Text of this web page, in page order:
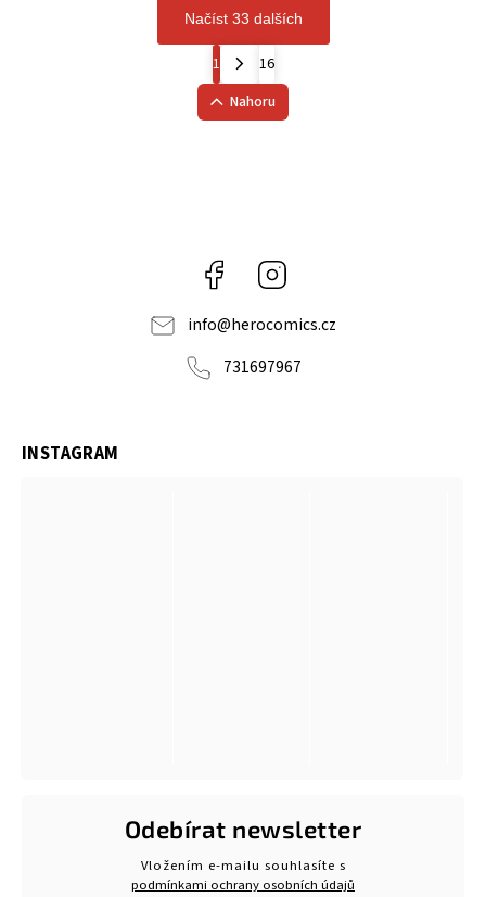
Načíst 33 dalších
1
16
Nahoru
Facebook
info@herocomics.cz
731697967
INSTAGRAM
Odebírat newsletter
Vložením e-mailu souhlasíte s
podmínkami ochrany osobních údajů